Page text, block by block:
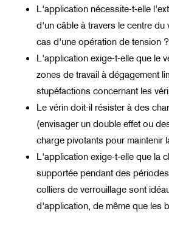
L'application nécessite-t-elle
d'un câble à travers le centre du
cas d'une opération de tension ?
L'application exige-t-elle que le
zones de travail à dégagement
stupéfactions concernant les
Le vérin doit-il résister à des
(envisager un double effet ou
charge pivotants pour maintenir
L'application exige-t-elle que la
supportée pendant des
colliers de verrouillage sont
d'application, de même que les